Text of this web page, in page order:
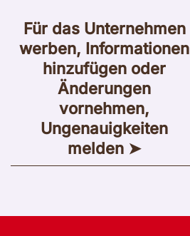
Für das Unternehmen
werben, Informationen
hinzufügen oder
Änderungen
vornehmen,
Ungenauigkeiten
melden ➤